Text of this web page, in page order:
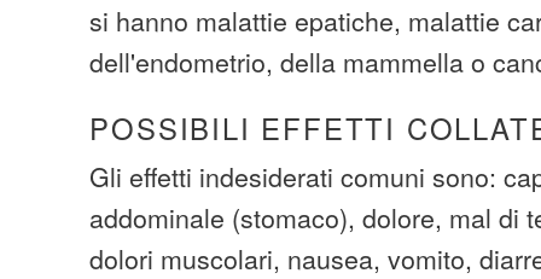
si hanno malattie epatiche, malattie
dell'endometrio, della mammella o
POSSIBILI EFFETTI
Gli effetti indesiderati comuni sono:
addominale (stomaco), dolore, mal di
dolori muscolari, nausea, vomito,